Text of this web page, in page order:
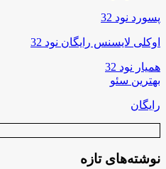
پسورد نود 32
اوکلی لایسنس رایگان نود 32
همیار نود 32
بهترین سئو
رایگان
نوشته‌های تازه